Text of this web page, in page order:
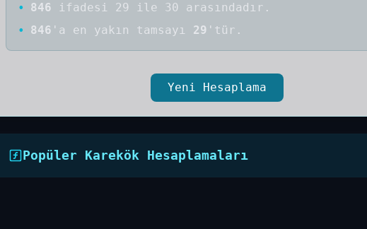
•
846
ifadesi 29 ile 30 arasındadır.
•
846 'a en yakın tamsayı 29 'tür.
Yeni Hesaplama
Popüler Karekök Hesaplamaları